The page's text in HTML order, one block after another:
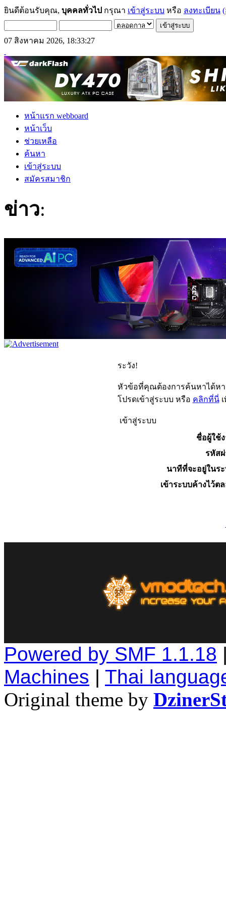
ยินดีต้อนรับคุณ, บุคคลทั่วไป กรุณา เข้าสู่ระบบ หรือ ลงทะเบียน
07 สิงหาคม 2026, 18:33:27
หน้าแรก webboard
หน้าเว็บ
ช่วยเหลือ
ค้นหา
เข้าสู่ระบบ
สมัครสมาชิก
ข่าว:
ระวัง!
หัวข้อที่คุณต้องการค้นหาได้ห
โปรดเข้าสู่ระบบ หรือ คลิกที่นี่เ
เข้าสู่ระบบ
ชื่อผู้ใช้
รหัส
นาทีที่จะอยู่ในร
เข้าระบบค้างไว้ต
Powered by SMF 1.1.18
Machines | Thai
Original theme by